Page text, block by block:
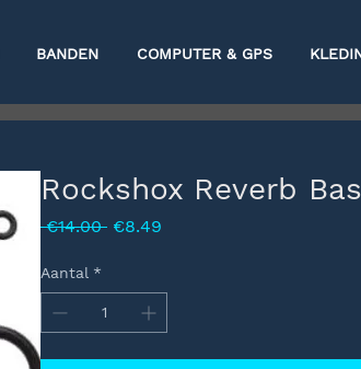
BANDEN COMPUTER & GPS
Rockshox Reverb
€14.00 Normale
€8.49
Aantal *